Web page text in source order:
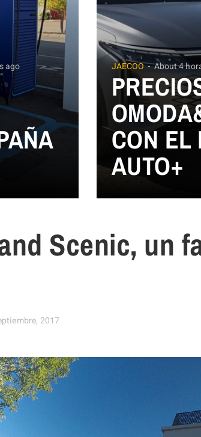
ago JAECOO About 4
CON EL
AUTO+
Scenic, un
2017